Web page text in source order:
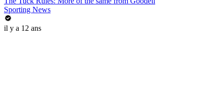
Sporting News
il y a 12 ans